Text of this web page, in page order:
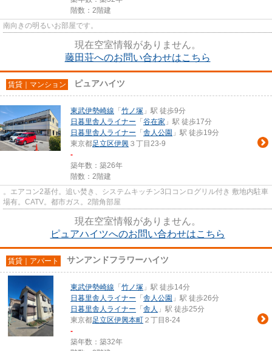
階数：2階建
南向きの明るいお部屋です。
現在空室情報がありません。
藤田荘へのお問い合わせはこちら
賃貸｜マンション ピュアハイツ
東武伊勢崎線 「 竹ノ塚 」駅 徒歩9分
日暮里舎人ライナー 「 谷在家 」駅 徒歩17分
日暮里舎人ライナー 「 舎人公園 」駅 徒歩19分
東京都足立区伊興 ３丁目23-9
-
築年数：築26年
階数：2階建
。エアコン2基付。追い焚き、システムキッチン3口コンログリル付き 敷地内駐車
場有。CATV。都市ガス。2階角部屋
現在空室情報がありません。
ピュアハイツへのお問い合わせはこちら
賃貸｜アパート サンアンドフラワーハイツ
東武伊勢崎線 「 竹ノ塚 」駅 徒歩14分
日暮里舎人ライナー 「 舎人公園 」駅 徒歩26分
日暮里舎人ライナー 「 舎人 」駅 徒歩25分
東京都足立区伊興本町 ２丁目8-24
-
築年数：築32年